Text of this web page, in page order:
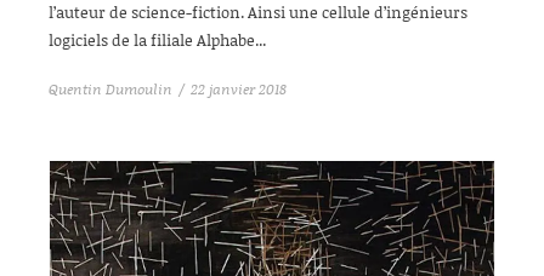
l’auteur de science-fiction. Ainsi une cellule d’ingénieurs
logiciels de la filiale Alphabe...
Quentin Dumoulin 22 janvier 2018